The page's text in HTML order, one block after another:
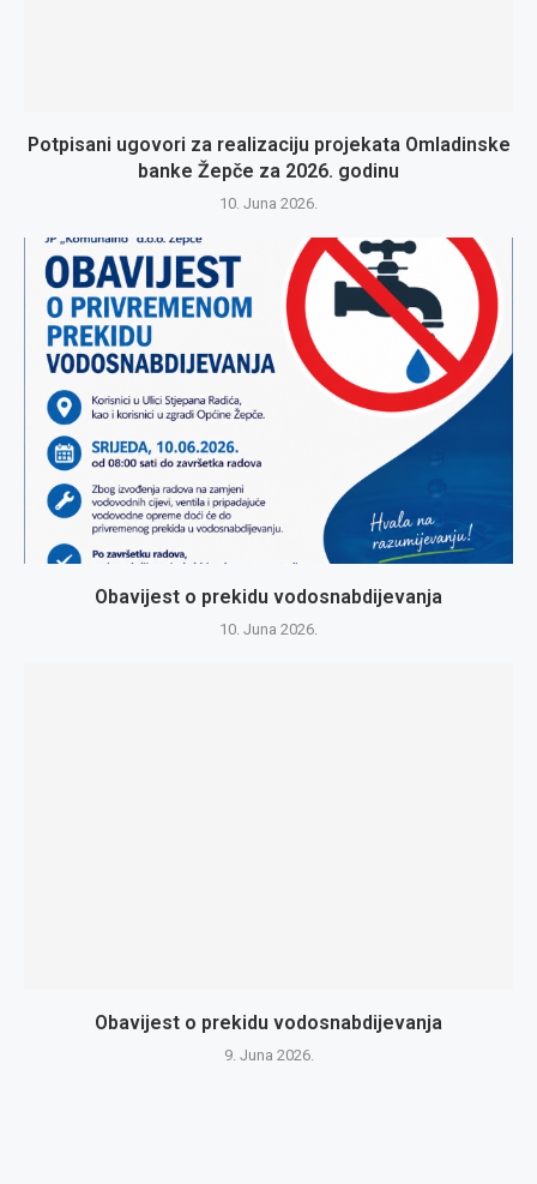
Potpisani ugovori za realizaciju projekata Omladinske
banke Žepče za 2026. godinu
10. Juna 2026.
Obavijest o prekidu vodosnabdijevanja
10. Juna 2026.
Obavijest o prekidu vodosnabdijevanja
9. Juna 2026.